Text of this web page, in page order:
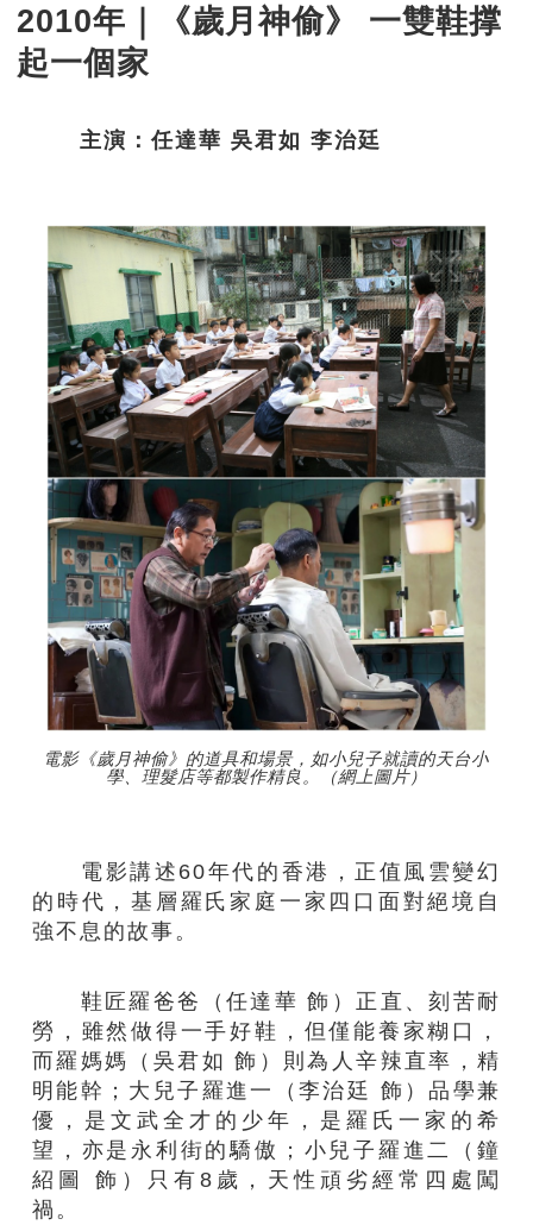
2010年｜《歲月神偷》 一雙鞋撑
起一個家
主演：任達華 吳君如 李治廷
電影《歲月神偷》的道具和場景，如小兒子就讀的天台小
學、理髮店等都製作精良。（網上圖片）
電影講述60年代的香港，正值風雲變幻
的時代，基層羅氏家庭一家四口面對絕境自
強不息的故事。
鞋匠羅爸爸（任達華 飾）正直、刻苦耐
勞，雖然做得一手好鞋，但僅能養家糊口，
而羅媽媽（吳君如 飾）則為人辛辣直率，精
明能幹；大兒子羅進一（李治廷 飾）品學兼
優，是文武全才的少年，是羅氏一家的希
望，亦是永利街的驕傲；小兒子羅進二（鐘
紹圖 飾）只有8歲，天性頑劣經常四處闖
禍。